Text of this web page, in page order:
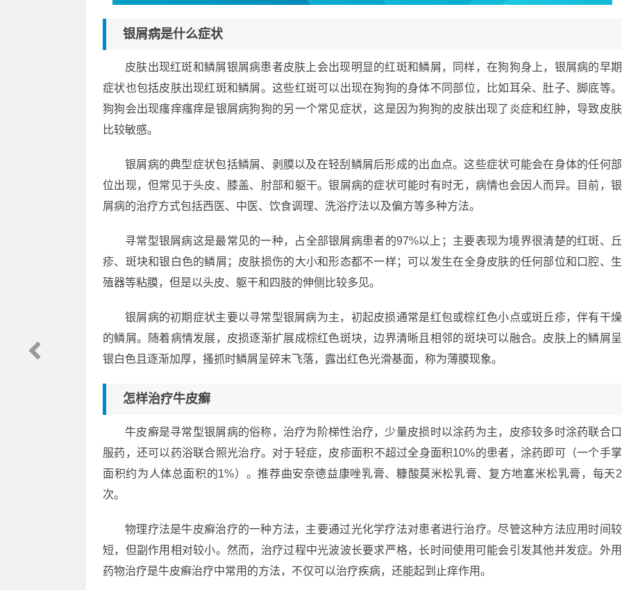
银屑病是什么症状
皮肤出现红斑和鳞屑银屑病患者皮肤上会出现明显的红斑和鳞屑，同样，在狗狗身上，银屑病的早期
症状也包括皮肤出现红斑和鳞屑。这些红斑可以出现在狗狗的身体不同部位，比如耳朵、肚子、脚底等。
狗狗会出现瘙痒瘙痒是银屑病狗狗的另一个常见症状，这是因为狗狗的皮肤出现了炎症和红肿，导致皮肤
比较敏感。
银屑病的典型症状包括鳞屑、剥膜以及在轻刮鳞屑后形成的出血点。这些症状可能会在身体的任何部
位出现，但常见于头皮、膝盖、肘部和躯干。银屑病的症状可能时有时无，病情也会因人而异。目前，银
屑病的治疗方式包括西医、中医、饮食调理、洗浴疗法以及偏方等多种方法。
寻常型银屑病这是最常见的一种，占全部银屑病患者的97%以上；主要表现为境界很清楚的红斑、丘
疹、斑块和银白色的鳞屑；皮肤损伤的大小和形态都不一样；可以发生在全身皮肤的任何部位和口腔、生
殖器等粘膜，但是以头皮、躯干和四肢的伸侧比较多见。
银屑病的初期症状主要以寻常型银屑病为主，初起皮损通常是红包或棕红色小点或斑丘疹，伴有干燥
的鳞屑。随着病情发展，皮损逐渐扩展成棕红色斑块，边界清晰且相邻的斑块可以融合。皮肤上的鳞屑呈
银白色且逐渐加厚，搔抓时鳞屑呈碎末飞落，露出红色光滑基面，称为薄膜现象。
怎样治疗牛皮癣
牛皮癣是寻常型银屑病的俗称，治疗为阶梯性治疗，少量皮损时以涂药为主，皮疹较多时涂药联合口
服药，还可以药浴联合照光治疗。对于轻症，皮疹面积不超过全身面积10%的患者，涂药即可（一个手掌
面积约为人体总面积的1%）。推荐曲安奈德益康唑乳膏、糠酸莫米松乳膏、复方地塞米松乳膏，每天2
次。
物理疗法是牛皮癣治疗的一种方法，主要通过光化学疗法对患者进行治疗。尽管这种方法应用时间较
短，但副作用相对较小。然而，治疗过程中光波波长要求严格，长时间使用可能会引发其他并发症。外用
药物治疗是牛皮癣治疗中常用的方法，不仅可以治疗疾病，还能起到止痒作用。